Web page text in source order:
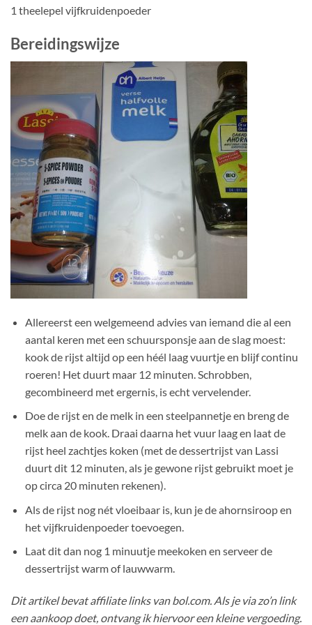
1 theelepel vijfkruidenpoeder
Bereidingswijze
Allereerst een welgemeend advies van iemand die al een
aantal keren met een schuursponsje aan de slag moest:
kook de rijst altijd op een héél laag vuurtje en blijf continu
roeren! Het duurt maar 12 minuten. Schrobben,
gecombineerd met ergernis, is echt vervelender.
Doe de rijst en de melk in een steelpannetje en breng de
melk aan de kook. Draai daarna het vuur laag en laat de
rijst heel zachtjes koken (met de dessertrijst van Lassi
duurt dit 12 minuten, als je gewone rijst gebruikt moet je
op circa 20 minuten rekenen).
Als de rijst nog nét vloeibaar is, kun je de ahornsiroop en
het vijfkruidenpoeder toevoegen.
Laat dit dan nog 1 minuutje meekoken en serveer de
dessertrijst warm of lauwwarm.
Dit artikel bevat affiliate links van bol.com. Als je via zo’n link
een aankoop doet, ontvang ik hiervoor een kleine vergoeding.